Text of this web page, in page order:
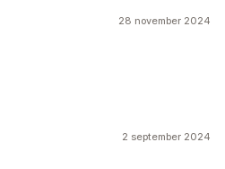
28 november 2024
2 september 2024